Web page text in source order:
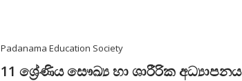
Padanama Education Society
11 ශ්‍රේණිය සෞඛ්‍ය හා ශාරීරික අධ්‍යාපනය